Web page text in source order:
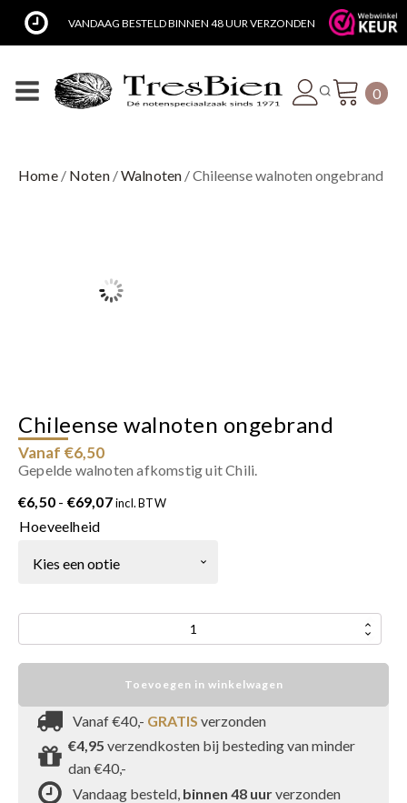
VANDAAG BESTELD BINNEN 48 UUR VERZONDEN
0
Home/ Noten/Walnoten / Chileense walnoten ongebrand
Chileense walnoten ongebrand
Vanaf €6,50
Gepelde walnoten afkomstig uit Chili.
€6,50 - €69,07Prijsklasse:
€69,07
incl. BTW
Hoeveelheid
walnoten
ongebrand
Toevoegen in winkelwagen
Vanaf €40,- GRATIS verzonden
€4,95 verzendkosten bij besteding van minder
dan €40,-
Vandaag besteld, binnen 48 uurverzonden